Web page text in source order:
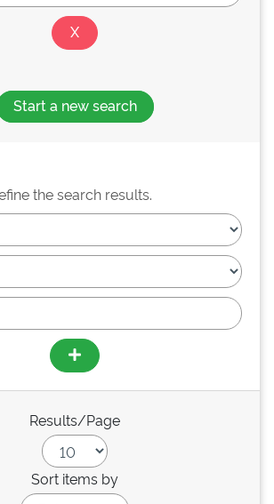
Start a new search
the search results.
Results/Page
Sort items by